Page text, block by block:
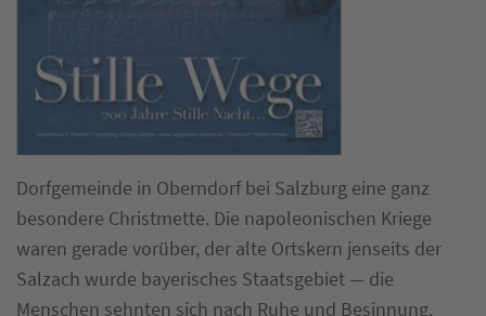
Dorfgemeinde in Oberndorf bei Salzburg eine ganz
besondere Christmette. Die napoleonischen Kriege
waren gerade vorüber, der alte Ortskern jenseits der
Salzach wurde bayerisches Staatsgebiet — die
Menschen sehnten sich nach Ruhe und Besinnung.